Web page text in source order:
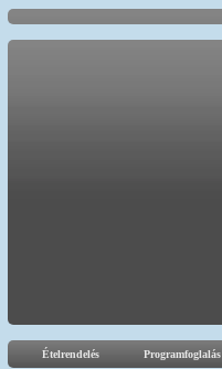
Ételrendelés Programfoglalás